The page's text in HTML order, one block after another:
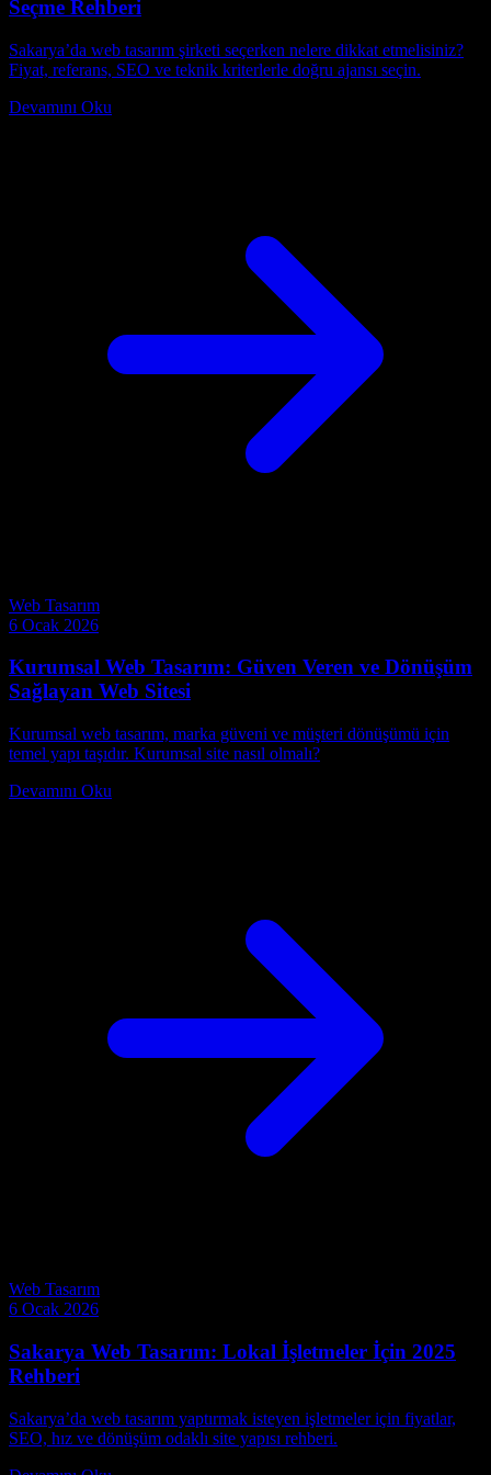
Seçme Rehberi
Sakarya’da web tasarım şirketi seçerken nelere dikkat etmelisiniz?
Fiyat, referans, SEO ve teknik kriterlerle doğru ajansı seçin.
Devamını Oku
Web Tasarım
6 Ocak 2026
Kurumsal Web Tasarım: Güven Veren ve Dönüşüm
Sağlayan Web Sitesi
Kurumsal web tasarım, marka güveni ve müşteri dönüşümü için
temel yapı taşıdır. Kurumsal site nasıl olmalı?
Devamını Oku
Web Tasarım
6 Ocak 2026
Sakarya Web Tasarım: Lokal İşletmeler İçin 2025
Rehberi
Sakarya’da web tasarım yaptırmak isteyen işletmeler için fiyatlar,
SEO, hız ve dönüşüm odaklı site yapısı rehberi.